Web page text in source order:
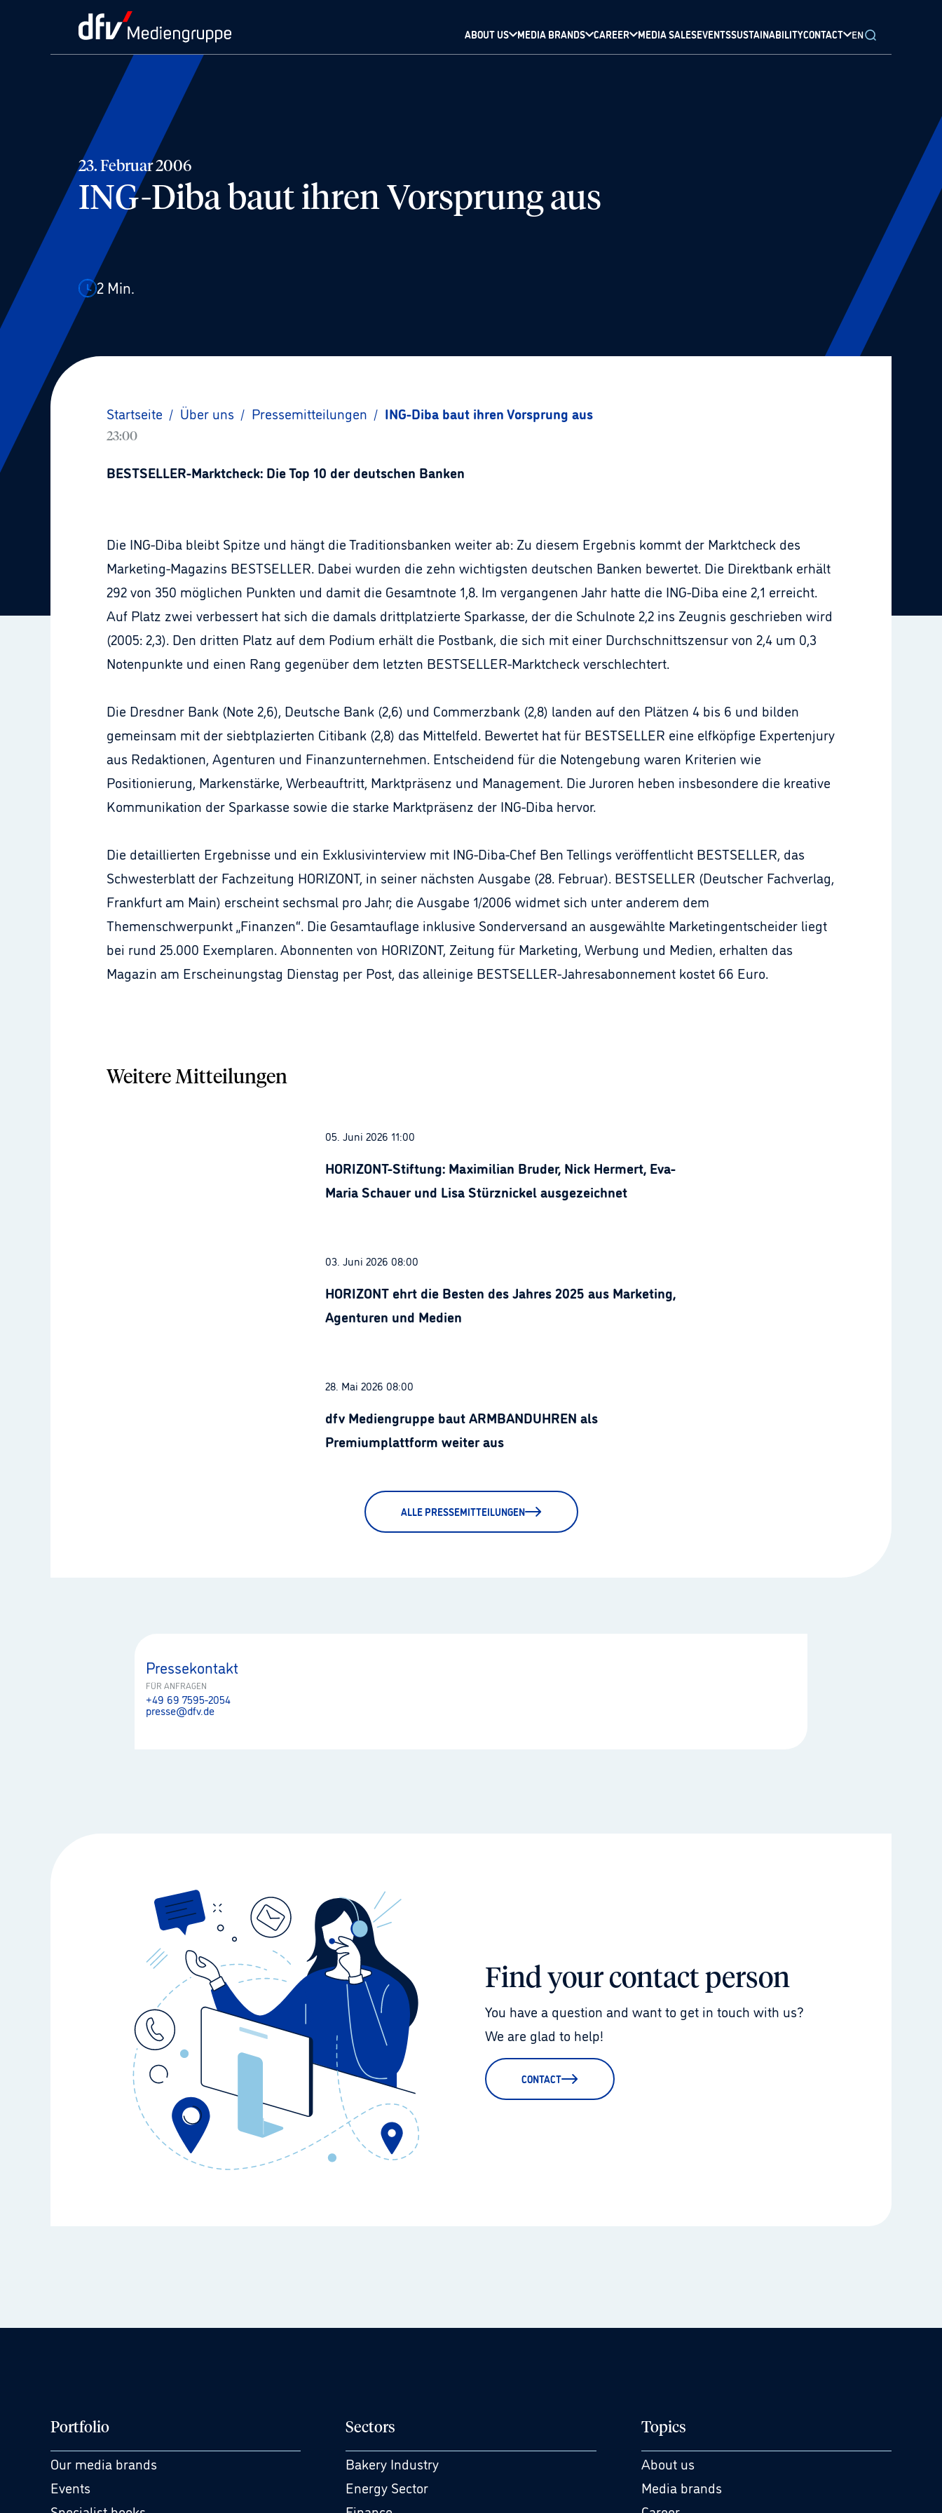
ABOUT US MEDIA BRANDS CAREER MEDIA SALESEVENTSSUSTAINABILITYCONTACT EN
23. Februar 2006
ING-Diba baut ihren Vorsprung aus
2 Min.
Startseite / Über uns / Pressemitteilungen / ING-Diba baut ihren Vorsprung aus
23:00
BESTSELLER-Marktcheck: Die Top 10 der deutschen Banken
Die ING-Diba bleibt Spitze und hängt die Traditionsbanken weiter ab: Zu diesem Ergebnis kommt der Marktcheck des
Marketing-Magazins BESTSELLER. Dabei wurden die zehn wichtigsten deutschen Banken bewertet. Die Direktbank erhält
292 von 350 möglichen Punkten und damit die Gesamtnote 1,8. Im vergangenen Jahr hatte die ING-Diba eine 2,1 erreicht.
Auf Platz zwei verbessert hat sich die damals drittplatzierte Sparkasse, der die Schulnote 2,2 ins Zeugnis geschrieben wird
(2005: 2,3). Den dritten Platz auf dem Podium erhält die Postbank, die sich mit einer Durchschnittszensur von 2,4 um 0,3
Notenpunkte und einen Rang gegenüber dem letzten BESTSELLER-Marktcheck verschlechtert.
Die Dresdner Bank (Note 2,6), Deutsche Bank (2,6) und Commerzbank (2,8) landen auf den Plätzen 4 bis 6 und bilden
gemeinsam mit der siebtplazierten Citibank (2,8) das Mittelfeld. Bewertet hat für BESTSELLER eine elfköpfige Expertenjury
aus Redaktionen, Agenturen und Finanzunternehmen. Entscheidend für die Notengebung waren Kriterien wie
Positionierung, Markenstärke, Werbeauftritt, Marktpräsenz und Management. Die Juroren heben insbesondere die kreative
Kommunikation der Sparkasse sowie die starke Marktpräsenz der ING-Diba hervor.
Die detaillierten Ergebnisse und ein Exklusivinterview mit ING-Diba-Chef Ben Tellings veröffentlicht BESTSELLER, das
Schwesterblatt der Fachzeitung HORIZONT, in seiner nächsten Ausgabe (28. Februar). BESTSELLER (Deutscher Fachverlag,
Frankfurt am Main) erscheint sechsmal pro Jahr; die Ausgabe 1/2006 widmet sich unter anderem dem
Themenschwerpunkt „Finanzen“. Die Gesamtauflage inklusive Sonderversand an ausgewählte Marketingentscheider liegt
bei rund 25.000 Exemplaren. Abonnenten von HORIZONT, Zeitung für Marketing, Werbung und Medien, erhalten das
Magazin am Erscheinungstag Dienstag per Post, das alleinige BESTSELLER-Jahresabonnement kostet 66 Euro.
Weitere Mitteilungen
05. Juni 2026 11:00
HORIZONT-Stiftung: Maximilian Bruder, Nick Hermert, Eva-
Maria Schauer und Lisa Stürznickel ausgezeichnet
03. Juni 2026 08:00
HORIZONT ehrt die Besten des Jahres 2025 aus Marketing,
Agenturen und Medien
28. Mai 2026 08:00
dfv Mediengruppe baut ARMBANDUHREN als
Premiumplattform weiter aus
ALLE PRESSEMITTEILUNGEN
Pressekontakt
FÜR ANFRAGEN
+49 69 7595-2054
presse@dfv.de
Find your contact person
You have a question and want to get in touch with us?
We are glad to help!
CONTACT
Portfolio
Our media brands
Events
Sectors
Bakery Industry
Energy Sector
Topics
About us
Media brands